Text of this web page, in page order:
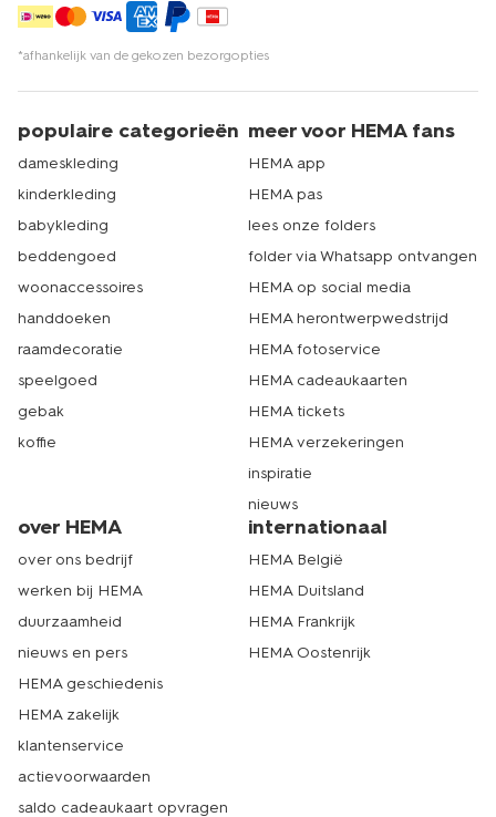
*afhankelijk van de gekozen bezorgopties
populaire categorieën
dameskleding
kinderkleding
babykleding
beddengoed
woonaccessoires
handdoeken
raamdecoratie
speelgoed
gebak
koffie
meer voor HEMA fans
HEMA app
HEMA pas
lees onze folders
folder via Whatsapp ontvangen
HEMA op social media
HEMA herontwerpwedstrijd
HEMA fotoservice
HEMA cadeaukaarten
HEMA tickets
HEMA verzekeringen
inspiratie
nieuws
over HEMA
over ons bedrijf
werken bij HEMA
duurzaamheid
nieuws en pers
HEMA geschiedenis
HEMA zakelijk
klantenservice
actievoorwaarden
saldo cadeaukaart opvragen
internationaal
HEMA België
HEMA Duitsland
HEMA Frankrijk
HEMA Oostenrijk